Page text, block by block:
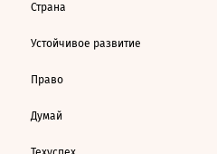
Страна
Устойчивое развитие
Право
Думай